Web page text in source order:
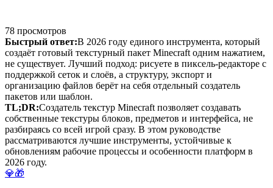
78 просмотров
Быстрый ответ:В 2026 году единого инструмента, который
создаёт готовый текстурный пакет Minecraft одним нажатием,
не существует. Лучший подход: рисуете в пиксель-редакторе с
поддержкой сеток и слоёв, а структуру, экспорт и
организацию файлов берёт на себя отдельный создатель
пакетов или шаблон.
TL;DR:Создатель текстур Minecraft позволяет создавать
собственные текстуры блоков, предметов и интерфейса, не
разбираясь со всей игрой сразу. В этом руководстве
рассматриваются лучшие инструменты, устойчивые к
обновлениям рабочие процессы и особенности платформ в
2026 году.
💎🎁